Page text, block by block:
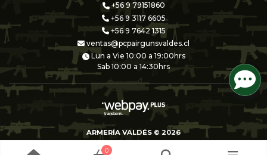
+56 9 79151860
+56 9 3117 6605
+56 9 7642 1315
ventas@pcpairgunsvaldes.cl
Lun a Vie 10:00 a 19:00hrs
Sab 10:00 a 14:30hrs
ARMERÍA VALDÉS © 2026
Creado por
0